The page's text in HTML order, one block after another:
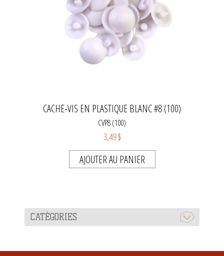
CACHE-VIS EN PLASTIQUE BLANC #8 (100)
CVP8 (100)
3,49 $
AJOUTER AU PANIER
CATÉGORIES